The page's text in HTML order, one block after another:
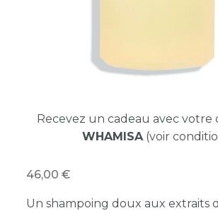
Recevez un cadeau avec votre
WHAMISA(voir
46,00
Un shampoing doux aux extraits